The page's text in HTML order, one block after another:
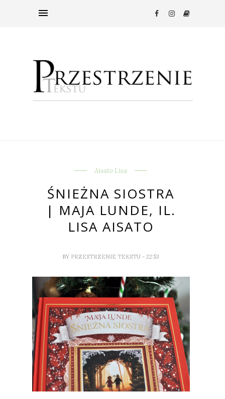
Aisato Lisa
ŚNIEŻNA SIOSTRA
| MAJA LUNDE, IL.
LISA AISATO
BY PRZESTRZENIE TEKSTU - 22:53